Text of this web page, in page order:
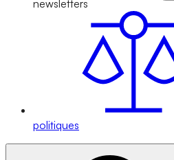
newsletters
politiques